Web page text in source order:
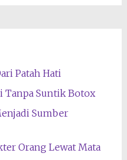
Patah Hati
Tanpa Suntik Botox
Sumber
Orang Lewat Mata